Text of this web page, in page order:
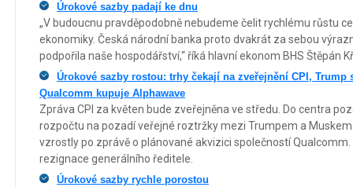
Úrokové sazby padají ke dnu
„V budoucnu pravděpodobně nebudeme čelit rychlému růstu
ekonomiky. Česká národní banka proto dvakrát za sebou
podpořila naše hospodářství,“ říká hlavní ekonom BHS Štěpán
Úrokové sazby rostou: trhy čekají na zveřejnění CPI,
Qualcomm kupuje Alphawave
Zpráva CPI za květen bude zveřejněna ve středu. Do centra
rozpočtu na pozadí veřejné roztržky mezi Trumpem a
vzrostly po zprávě o plánované akvizici společností
rezignace generálního ředitele.
Úrokové sazby rychle porostou